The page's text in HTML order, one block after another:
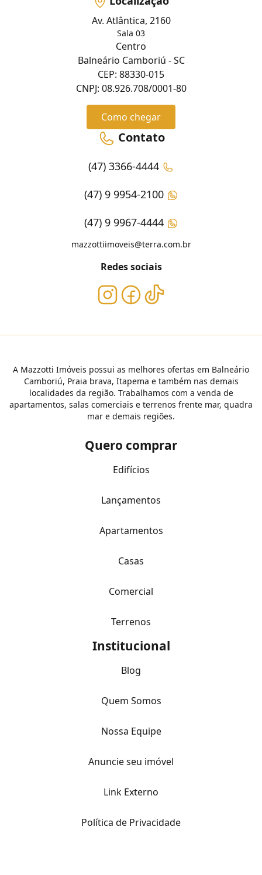
Av. Atlântica, 2160
Sala 03
Centro
Balneário Camboriú - SC
CEP: 88330-015
CNPJ: 08.926.708/0001-80
Como chegar
Contato
(47) 3366-4444
(47) 9 9954-2100
(47) 9 9967-4444
mazzottiimoveis@terra.com.br
Redes sociais
A Mazzotti Imóveis possui as melhores ofertas em Balneário
Camboriú, Praia brava, Itapema e também nas demais
localidades da região. Trabalhamos com a venda de
apartamentos, salas comerciais e terrenos frente mar, quadra
mar e demais regiões.
Quero comprar
Edifícios
Lançamentos
Apartamentos
Casas
Comercial
Terrenos
Institucional
Blog
Quem Somos
Nossa Equipe
Anuncie seu imóvel
Link Externo
Política de Privacidade